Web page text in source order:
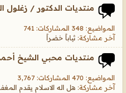
منتديات الدكتور / زغلول
المواضيع: 348 المشاركات: 741
آخر مشاركة: ثياباً خضراً
منتديات محبي الشيخ
المواضيع: 470 المشاركات: 3,767
آخر مشاركة: هل اله الاسلام يقدم